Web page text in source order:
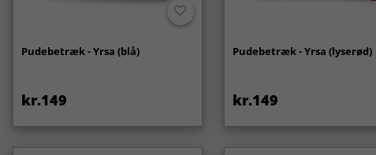
Pudebetræk - Yrsa (blå)
kr.149
Pudebetræk - Yrsa (lyserød)
kr.149